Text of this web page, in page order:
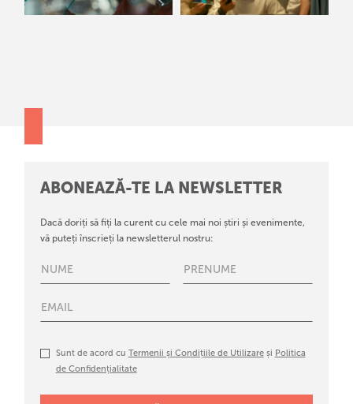
ABONEAZĂ-TE LA NEWSLETTER
Dacă doriți să fiți la curent cu cele mai noi știri și evenimente,
vă puteți înscrieți la newsletterul nostru:
Sunt de acord cu Termenii și Condițiile de Utilizareși Politica
de Confidențialitate